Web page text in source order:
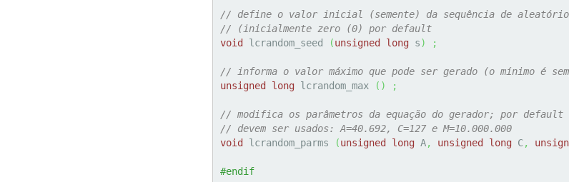
// define o valor inicial (semente) da sequência de
// (inicialmente zero (0) por default
void
lcrandom_seed (unsigned long s) ;
// informa o valor máximo que pode ser gerado (o mínimo é
unsigned
long lcrandom_max ( ) ;
// modifica os parâmetros da equação do gerador; por default
// devem ser usados: A=40.692, C=127 e M=10.000.000
void
lcrandom_parms (unsigned long A, unsigned long C,
#endif